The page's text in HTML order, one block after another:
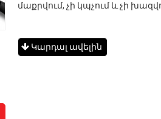
մաքրվում, չի կպչում և չի
Կարդալ ավելին